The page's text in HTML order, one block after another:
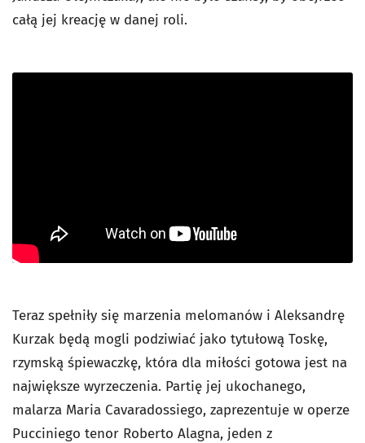
całą jej kreację w danej roli.
Teraz spełniły się marzenia melomanów i Aleksandrę
Kurzak będą mogli podziwiać jako tytułową Toskę,
rzymską śpiewaczkę, która dla miłości gotowa jest na
największe wyrzeczenia. Partię jej ukochanego,
malarza Maria Cavaradossiego, zaprezentuje w operze
Pucciniego tenor Roberto Alagna, jeden z